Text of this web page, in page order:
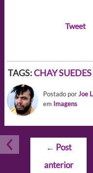
Tweet
TAGS:CHAY SUEDES
Postado porJoe
em Imagens
Navegação
Post
← Post
anterior